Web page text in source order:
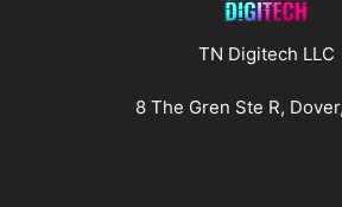
TN Digitech LLC
8 The Gren Ste R,